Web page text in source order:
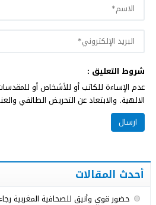
شروط التعليق :
عدم الإساءة للكاتب أو للأشخاص أو
الالهية. والابتعاد عن التحريض الطائفي
أحدث المقالات
حضور قوي وأنيق للصحافية المغربية